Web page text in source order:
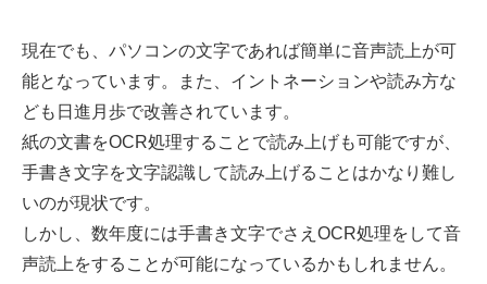
現在でも、パソコンの文字であれば簡単に音声読上が可
能となっています。また、イントネーションや読み方な
ども日進月歩で改善されています。
紙の文書をOCR処理することで読み上げも可能ですが、
手書き文字を文字認識して読み上げることはかなり難し
いのが現状です。
しかし、数年度には手書き文字でさえOCR処理をして音
声読上をすることが可能になっているかもしれません。